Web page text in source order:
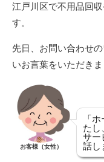
江戸川区で不用品回
す。
先日、お問い合わせ
いお言葉をいただきま
お客様（女性）
「
たし
サー
話し